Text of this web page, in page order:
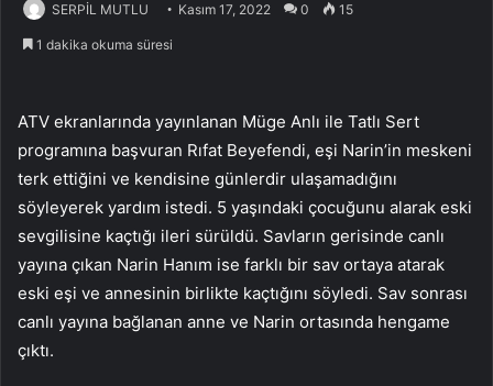
SERPİL MUTLU Kasım 17, 2022 0 15
1 dakika okuma süresi
ATV ekranlarında yayınlanan Müge Anlı ile Tatlı Sert
programına başvuran Rıfat Beyefendi, eşi Narin’in meskeni
terk ettiğini ve kendisine günlerdir ulaşamadığını
söyleyerek yardım istedi. 5 yaşındaki çocuğunu alarak eski
sevgilisine kaçtığı ileri sürüldü. Savların gerisinde canlı
yayına çıkan Narin Hanım ise farklı bir sav ortaya atarak
eski eşi ve annesinin birlikte kaçtığını söyledi. Sav sonrası
canlı yayına bağlanan anne ve Narin ortasında hengame
çıktı.